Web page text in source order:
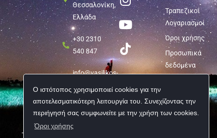
Ο ιστότοπος χρησιμοποιεί cookies για την
αποτελεσματικότερη λειτουργία του. Συνεχίζοντας την
περιήγησή σας συμφωνείτε με την χρήση των cookies.
Όροι χρήσης
Θεσσαλονίκη,
Ελλάδα
+30 2310
540 847
info@vasilikos-
Τραπεζικοί
Λογαριασμοί
Όροι χρήσης
Προσωπικά
δεδομένα